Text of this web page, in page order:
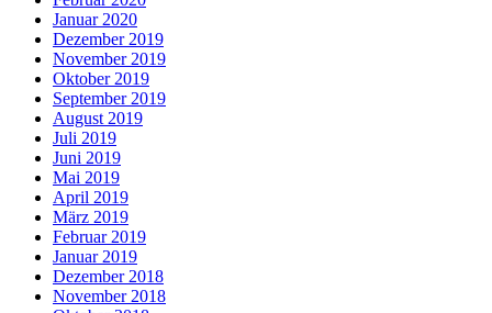
Januar 2020
Dezember 2019
November 2019
Oktober 2019
September 2019
August 2019
Juli 2019
Juni 2019
Mai 2019
April 2019
März 2019
Februar 2019
Januar 2019
Dezember 2018
November 2018